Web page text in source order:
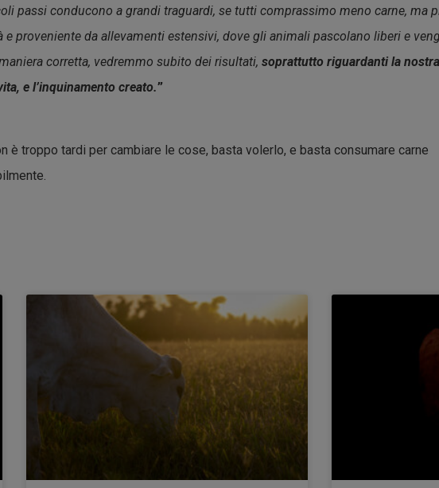
passi conducono a grandi traguardi, se tutti comprassimo meno carne, ma
e proveniente da allevamenti estensivi, dove gli animali pascolano liberi e
corretta, vedremmo subito dei risultati, soprattutto riguardanti la nostra
e l’inquinamento creato.”
è troppo tardi per cambiare le cose, basta volerlo, e basta consumare carne